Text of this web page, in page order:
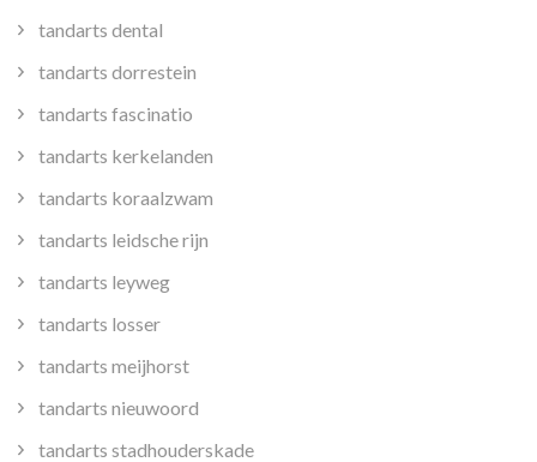
tandarts dental
tandarts dorrestein
tandarts fascinatio
tandarts kerkelanden
tandarts koraalzwam
tandarts leidsche rijn
tandarts leyweg
tandarts losser
tandarts meijhorst
tandarts nieuwoord
tandarts stadhouderskade